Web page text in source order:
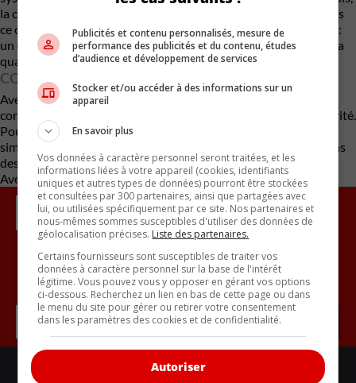
la caméra de recul est aujourd’hui obligatoire… et critique. Dans
ce cas précis, le problème n’est pas logiciel, mais bien industriel :
un défaut d’étanchéité. Comme quoi, même à l’ère numérique, la
qualité d’assemblage demeure fondamentale.
CONCLUSION
Avec plus de 270 000 unités rappelées,
corriger rapidement le tir sur un composant essentiel à la sécurité.
Pour les propriétaires de
simple et gratuite — mais à ne surtout pas négliger, surtout dans
des conditions de conduite où la visibilité arrière est cruciale.
Avec des renseignements du USA Today
Inscrivez vous à l'infolettre.
LIENS UTILES
Publicités et contenu personnalisés, mesure de
performance des publicités et du contenu, études
d’audience et développement de services
Stocker et/ou accéder à des informations sur un
appareil
En savoir plus
Vos données à caractère personnel seront traitées, et les
informations liées à votre appareil (cookies, identifiants
uniques et autres types de données) pourront être stockées
et consultées par 300 partenaires, ainsi que partagées avec
lui, ou utilisées spécifiquement par ce site. Nos partenaires et
nous-mêmes sommes susceptibles d'utiliser des données de
géolocalisation précises. Liste des partenaires.
Certains fournisseurs sont susceptibles de traiter vos
données à caractère personnel sur la base de l'intérêt
légitime. Vous pouvez vous y opposer en gérant vos options
ci-dessous. Recherchez un lien en bas de cette page ou dans
le menu du site pour gérer ou retirer votre consentement
dans les paramètres des cookies et de confidentialité.
Autoriser